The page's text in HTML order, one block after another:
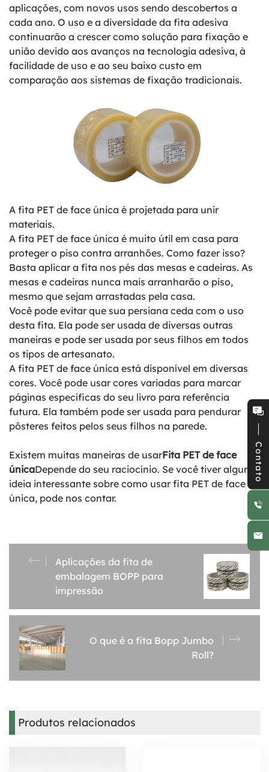
aplicações, com novos usos sendo descobertos a
cada ano. O uso e a diversidade da fita adesiva
continuarão a crescer como solução para fixação e
união devido aos avanços na tecnologia adesiva, à
facilidade de uso e ao seu baixo custo em
comparação aos sistemas de fixação tradicionais.
A fita PET de face única é projetada para unir
materiais.
A fita PET de face única é muito útil em casa para
proteger o piso contra arranhões. Como fazer isso?
Basta aplicar a fita nos pés das mesas e cadeiras. As
mesas e cadeiras nunca mais arranharão o piso,
mesmo que sejam arrastadas pela casa.
Você pode evitar que sua persiana ceda com o uso
desta fita. Ela pode ser usada de diversas outras
maneiras e pode ser usada por seus filhos em todos
os tipos de artesanato.
A fita PET de face única está disponível em diversas
cores. Você pode usar cores variadas para marcar
páginas específicas do seu livro para referência
futura. Ela também pode ser usada para pendurar
pôsteres feitos pelos seus filhos na parede.
Existem muitas maneiras de usarFita PET de face
únicaDepende do seu raciocínio. Se você tiver alguma
ideia interessante sobre como usar fita PET de face
única, pode nos contar.
Aplicações da fita de
embalagem BOPP para
impressão
O que é a fita Bopp Jumbo
Roll?
Produtos relacionados
Contato